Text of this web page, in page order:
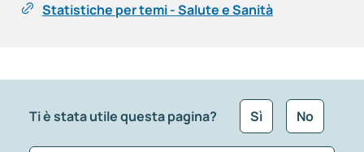
Statistiche per temi - Salute e Sanità
Ti è stata utile questa pagina? Sì No